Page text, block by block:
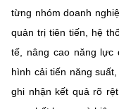
từng nhóm doanh
quản trị tiên tiến, hệ
tế, nâng cao năng lực
hình cải tiến năng
ghi nhận kết quả rõ